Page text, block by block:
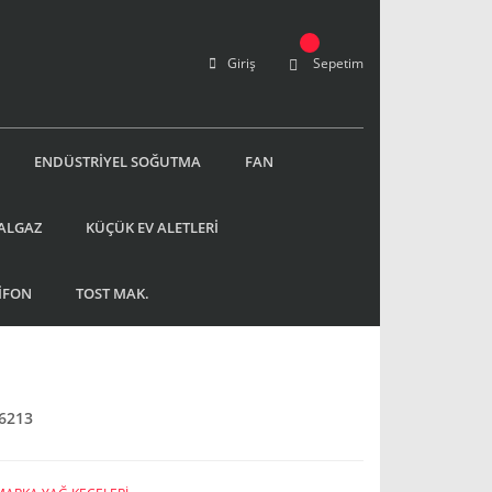
Giriş Sepetim
ENDÜSTRİYEL SOĞUTMA FAN
KÜÇÜK EV ALETLERİ
TOST MAK.